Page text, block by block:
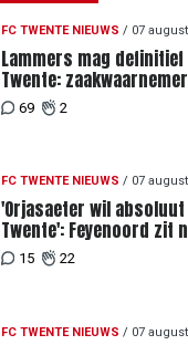
FC TWENTE NIEUWS / 07
Lammers mag
Twente:
vanwege komst
69 2
FC TWENTE NIEUWS / 07
'Orjasaeter wil absoluut
Twente': Feyenoord zit
recordbod
15 22
FC TWENTE NIEUWS / 07